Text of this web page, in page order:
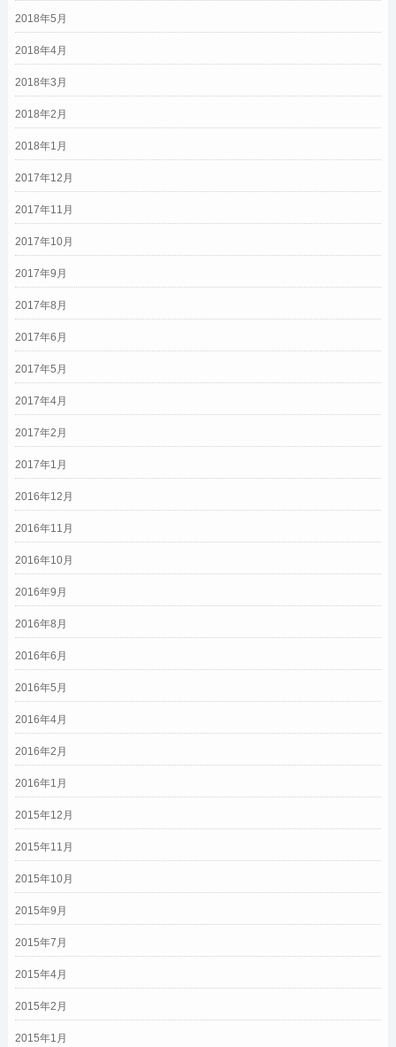
2018年5月
2018年4月
2018年3月
2018年2月
2018年1月
2017年12月
2017年11月
2017年10月
2017年9月
2017年8月
2017年6月
2017年5月
2017年4月
2017年2月
2017年1月
2016年12月
2016年11月
2016年10月
2016年9月
2016年8月
2016年6月
2016年5月
2016年4月
2016年2月
2016年1月
2015年12月
2015年11月
2015年10月
2015年9月
2015年7月
2015年4月
2015年2月
2015年1月